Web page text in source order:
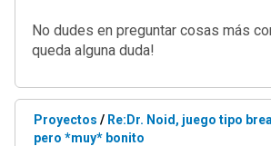
No dudes en preguntar cosas más
queda alguna duda!
Proyectos / Re:Dr. Noid, juego tipo
pero *muy* bonito